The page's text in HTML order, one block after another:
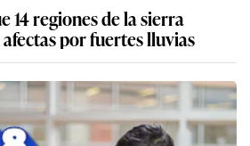
14 regiones de la sierra
por fuertes lluvias